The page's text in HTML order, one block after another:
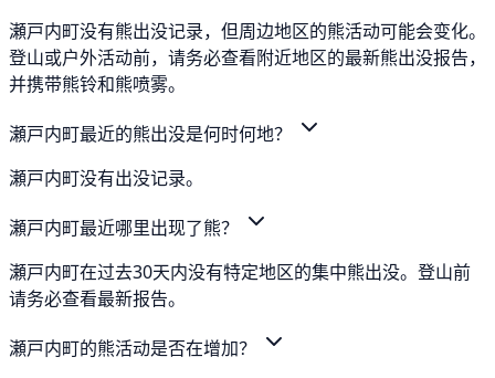
瀬戸内町没有熊出没记录，但周边地区的熊活动可能会变化。
登山或户外活动前，请务必查看附近地区的最新熊出没报告，
并携带熊铃和熊喷雾。
瀬戸内町最近的熊出没是何时何地？
瀬戸内町没有出没记录。
瀬戸内町最近哪里出现了熊？
瀬戸内町在过去30天内没有特定地区的集中熊出没。登山前
请务必查看最新报告。
瀬戸内町的熊活动是否在增加？